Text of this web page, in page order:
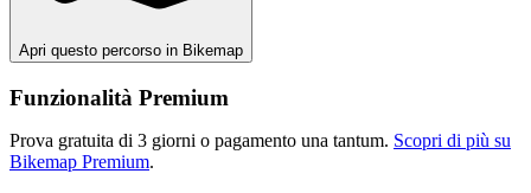
Apri questo percorso in Bikemap
Funzionalità Premium
Prova gratuita di 3 giorni o pagamento una tantum. Scopri di più su
Bikemap Premium.